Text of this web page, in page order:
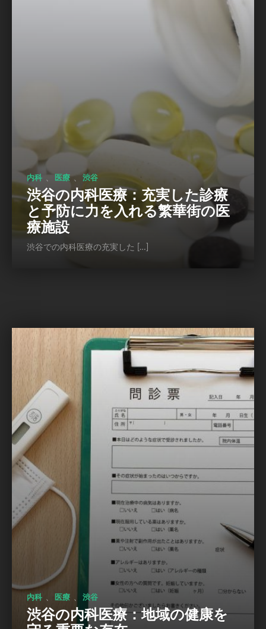
内科 、 医療 、 渋谷
渋谷の内科医療：充実した診療
と予防に力を入れる繁華街の医
療施設
渋谷での内科医療の充実した […]
内科 医療 渋谷
渋谷の内科医療：地域の健康を